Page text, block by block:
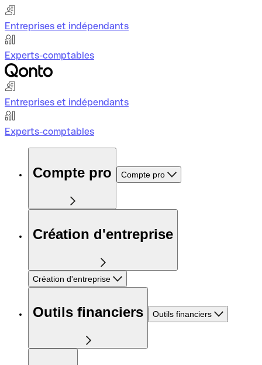
Entreprises et indépendants
Experts-comptables
Entreprises et indépendants
Experts-comptables
Compte pro Compte pro
Création d'entreprise
Création d'entreprise
Outils financiers Outils financiers